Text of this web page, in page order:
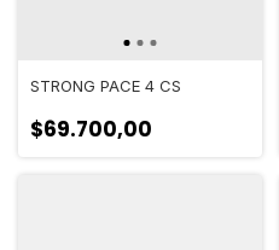
STRONG PACE 4 CS
$69.700,00